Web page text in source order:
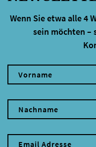
Wenn Sie etwa alle 4
sein möchten –